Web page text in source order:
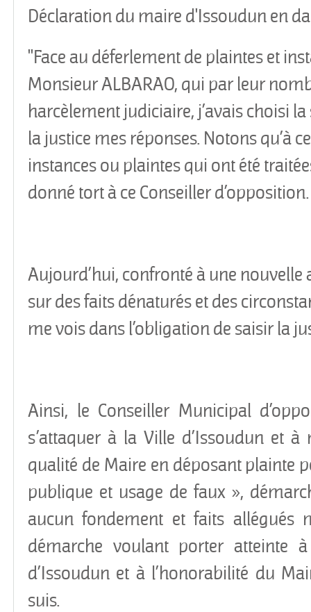
Déclaration du maire d'Issoudun en
"Face au déferlement de plaintes et
Monsieur ALBARAO, qui par leur
harcèlement judiciaire, j’avais choisi
la justice mes réponses. Notons qu’à
instances ou plaintes qui ont été
donné tort à ce Conseiller d’opposition.
Aujourd’hui, confronté à une nouvelle
sur des faits dénaturés et des
me vois dans l’obligation de saisir la
Ainsi, le Conseiller Municipal
s’attaquer à la Ville d’Issoudun et
qualité de Maire en déposant plainte
publique et usage de faux »,
aucun fondement et faits allégués
démarche voulant porter atteinte
d’Issoudun et à l’honorabilité du
suis.